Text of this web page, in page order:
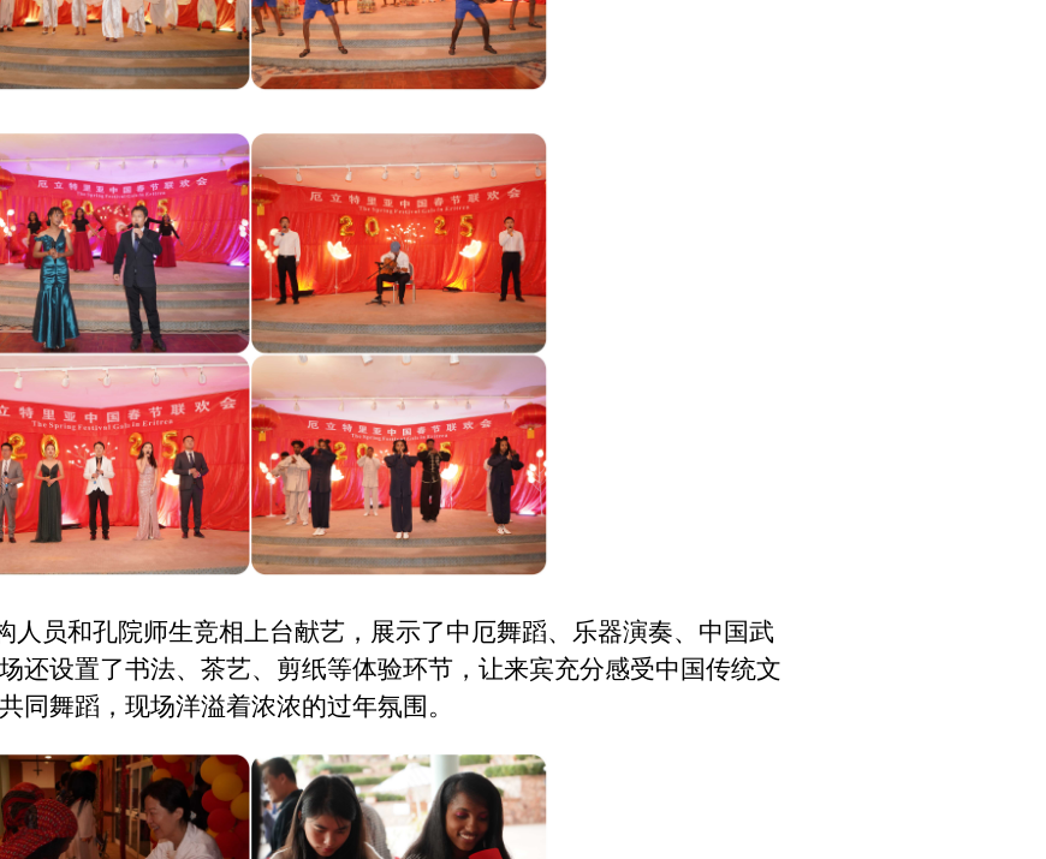
人员和孔院师生竞相上台献艺，展示了中厄舞蹈、乐器演奏、中国武
还设置了书法、茶艺、剪纸等体验环节，让来宾充分感受中国传统文
同舞蹈，现场洋溢着浓浓的过年氛围。